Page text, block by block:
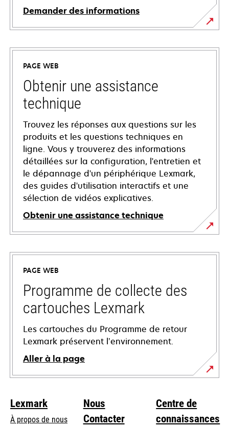
Demander des informations
PAGE WEB
Obtenir une assistance
technique
Trouvez les réponses aux questions sur les
produits et les questions techniques en
ligne. Vous y trouverez des informations
détaillées sur la configuration, l'entretien et
le dépannage d'un périphérique Lexmark,
des guides d'utilisation interactifs et une
sélection de vidéos explicatives.
Obtenir une assistance technique
s’ouvre
dans
nouvel
onglet
PAGE WEB
Programme de collecte des
cartouches Lexmark
Les cartouches du Programme de retour
Lexmark préservent l’environnement.
Aller à la page
Lexmark
À propos de nous
Nous
Contacter
Centre de
connaissances